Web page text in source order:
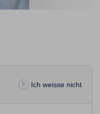
Ich weisse nicht